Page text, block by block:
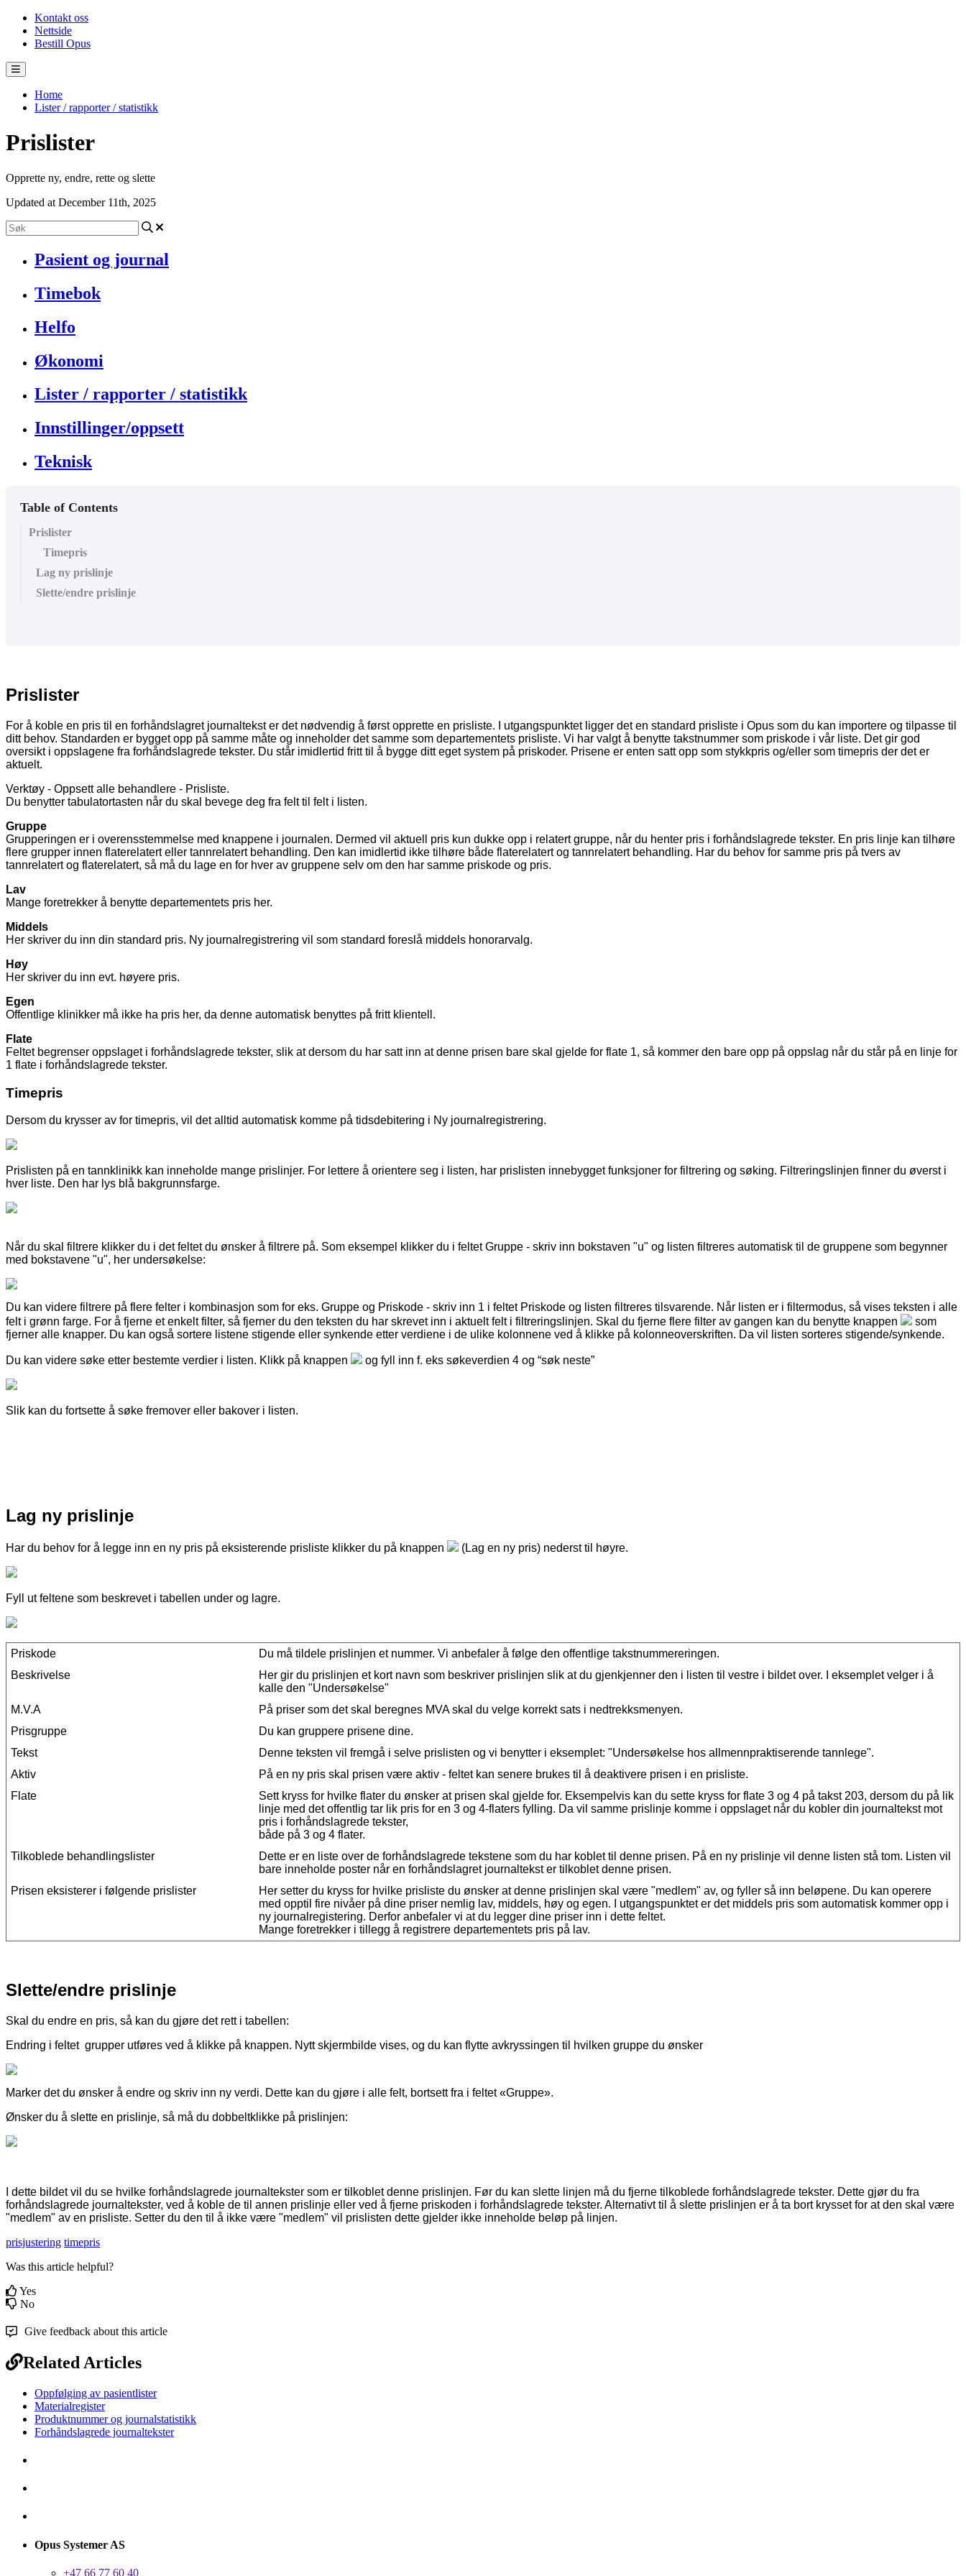
Kontakt oss
Nettside
Bestill Opus
Home
Lister / rapporter / statistikk
Prislister
Opprette ny, endre, rette og slette
Updated at December 11th, 2025
Pasient og journal
Timebok
Helfo
Økonomi
Lister / rapporter / statistikk
Innstillinger/oppsett
Teknisk
Table of Contents
Prislister
Timepris
Lag ny prislinje
Slette/endre prislinje
Prislister
For å koble en pris til en forhåndslagret journaltekst er det nødvendig å først opprette en prisliste. utgangspunktet ligger det en standard prisliste i Opus som du kan importere og tilpasse til
ditt behov. Standarden er bygget opp på samme måte og inneholder det samme som departementets prisliste. Vi har valgt å benytte takstnummer som priskode i vår liste. Det gir god
oversikt i oppslagene fra forhåndslagrede tekster. Du står imidlertid fritt til å bygge ditt eget system på priskoder. Prisene er enten satt opp som stykkpris og/eller som timepris der det er
aktuelt.
Verktøy - Oppsett alle behandlere - Prisliste.
Du benytter tabulatortasten når du skal bevege deg fra felt til felt i listen.
Gruppe
Grupperingen er i overensstemmelse med knappene i journalen. Dermed vil aktuell pris kun dukke opp i relatert gruppe, når du henter pris i forhåndslagrede tekster. En pris linje kan tilhøre
flere grupper innen flaterelatert eller tannrelatert behandling. Den kan imidlertid ikke tilhøre både flaterelatert og tannrelatert behandling. Har du behov for samme pris på tvers av
tannrelatert og flaterelatert, så må du lage en for hver av gruppene selv om den har samme priskode og pris.
Lav
Mange foretrekker å benytte departementets pris her.
Middels
Her skriver du inn din standard pris. Ny journalregistrering vil som standard foresl å middels honorarvalg.
Høy
Her skriver du inn evt. høyere pris.
Egen
Offentlige klinikker må ikke ha pris her, da denne automatisk benyttes på fritt klientell .
Flate
Feltet begrenser oppslaget i forhåndslagrede tekster, slik at dersom du har satt inn at denne prisen bare skal gjelde for flate 1, så kommer den bare opp på oppslag når du står på en linje for
1 flate i forhåndslagrede tekster.
Timepris
Dersom du krysser av for timepris, vil det alltid automatisk komme på tidsdebitering i Ny journalregistrering.
Prislisten på en tannklinikk kan inneholde mange prislinjer. For lettere å orientere seg i listen, har prislisten innebygget funksjoner for filtrering og søking. Filtreringslinjen finner du øverst i
hver liste. Den har lys bl å bakgrunnsfarge.
Når du skal filtrere klikker du i det feltet du ønsker å filtrere på. Som eksempel klikker du i feltet Gruppe - skriv inn bokstaven "u" og listen filtreres automatisk til de gruppene som begynner
med bokstavene "u", her undersøkelse:
Du kan videre filtrere på flere felter i kombinasjon som for eks. Gruppe og Priskode - skriv inn 1 i feltet Priskode og listen filtreres tilsvarende. Når listen er i filtermodus, så vises teksten i alle
felt i grønn farge. For å fjerne et enkelt filter, så fjerner du den teksten du har skrevet inn i aktuelt felt i filtreringslinjen. Skal du fjerne flere filter av gangen kan du benytte knappen
som
fjerner alle knapper. Du kan også sortere listene stigende eller synkende etter verdiene i de ulike kolonnene ved å klikke på kolonneoverskriften. Da vil listen sorteres stigende/synkende.
Du kan videre søke etter bestemte verdier i listen. Klikk på knappen og fyll inn f. eks søkeverdien 4 og “søk neste”
Slik kan du fortsette å søke fremover eller bakover i listen.
Lag ny prislinje
Har du behov for å legge inn en ny pris på eksisterende prisliste klikker du på knappen (Lag en ny pris) nederst til høyre.
Fyll ut feltene som beskrevet i tabellen under og lagre.
Priskode Du må tildele prislinjen et nummer. Vi anbefaler å fø lge den offentlige takstnummereringen.
Beskrivelse
Her gir du prislinjen et kort navn som beskriver prislinjen slik at du gjenkjenner den i listen til vestre i bildet over. eksemplet velger i å
kalle den "Undersøkelse"
M.V.A På priser som det skal beregnes MVA skal du velge korrekt sats i nedtrekksmenyen.
Prisgruppe
Du kan gruppere prisene dine.
Tekst
Denne teksten vil fremgå i selve prislisten og vi benytter i eksemplet: "Undersøkelse hos allmennpraktiserende tannlege".
Aktiv
På en ny pris skal prisen være aktiv - feltet kan senere brukes til å deaktivere prisen i en prisliste.
Flate
Sett kryss for hvilke flater du ønsker at prisen skal gjelde for. Eksempelvis kan du sette kryss for flate 3 og 4 på takst 203, dersom du på lik
linje med det offentlig tar lik pris for en 3 og 4-flaters fylling. Da vil samme prislinje komme i oppslaget når du kobler din journaltekst mot
pris i forhåndslagrede tekster,
både på 3 og 4 flater.
Tilkoblede behandlingslister Dette er en liste over de forhåndslagrede tekstene som du har koblet til denne prisen. På en ny prislinje vil denne listen stå tom. Listen vil
bare inneholde poster når en forhåndslagret journaltekst er tilkoblet denne prisen.
Prisen eksisterer i fø lgende prislister Her setter du kryss for hvilke prisliste du ønsker at denne prislinjen skal være "medlem" av, og fyller så inn bel øpene. Du kan operere
med opptil fire nivåer på dine priser nemlig lav, middels, høy og egen. utgangspunktet er det middels pris som automatisk kommer opp i
ny journalregistering. Derfor anbefaler vi at du legger dine priser inn i dette feltet.
Mange foretrekker i tillegg å registrere departementets pris på lav.
Slette/endre prislinje
Skal du endre en pris, så kan du gjøre det rett i tabellen:
Endring i feltet grupper utføres ved å klikke på knappen. Nytt skjermbilde vises, og du kan flytte avkryssingen til hvilken gruppe du ønsker
Marker det du ønsker å endre og skriv inn ny verdi. Dette kan du gjøre i alle felt, bortsett fra i feltet «Gruppe».
Ønsker du å slette en prislinje, så må du dobbeltklikke på prislinjen:
dette bildet vil du se hvilke forhåndslagrede journaltekster som er tilkoblet denne prislinjen. Før du kan slette linjen må du fjerne tilkoblede forhåndslagrede tekster. Dette gjør du fra
forhåndslagrede journaltekster, ved å koble de til annen prislinje eller ved å fjerne priskoden i forhåndslagrede tekster. Alternativt til å slette prislinjen er å ta bort krysset for at den skal være
"medlem" av en prisliste. Setter du den til å ikke være "medlem" vil prislisten dette gjelder ikke inneholde bel øp på linjen.
prisjustering timepris
Was this article helpful?
Yes
No
Give feedback about this article
Related Articles
Oppfølging av pasientlister
Materialregister
Produktnummer og journalstatistikk
Forhåndslagrede journaltekster
Opus Systemer AS
+47 66 77 60 40